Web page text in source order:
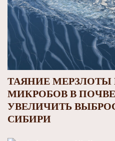
ТАЯНИЕ МЕРЗЛОТЫ
МИКРОБОВ В
УВЕЛИЧИТЬ
СИБИРИ